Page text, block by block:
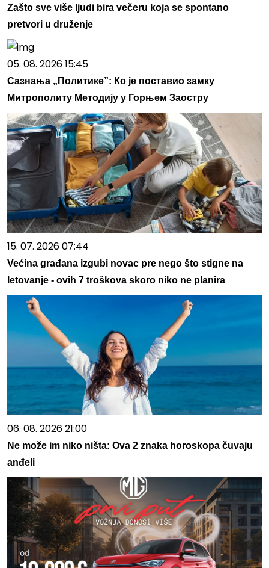
Zašto sve više ljudi bira večeru koja se spontano
pretvori u druženje
05. 08. 2026 15:45
Сазнања „Политике”: Ко је поставио замку
Митрополиту Методију у Горњем Заостру
15. 07. 2026 07:44
Većina građana izgubi novac pre nego što stigne na
letovanje - ovih 7 troškova skoro niko ne planira
06. 08. 2026 21:00
Ne može im niko ništa: Ova 2 znaka horoskopa čuvaju
anđeli